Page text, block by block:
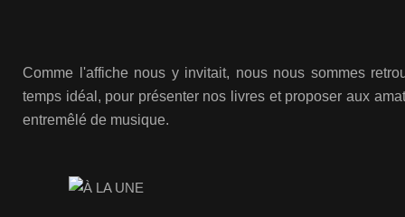
Comme l'affiche nous y invitait, nous nous sommes
temps idéal, pour présenter nos livres et proposer aux
entremêlé de musique.